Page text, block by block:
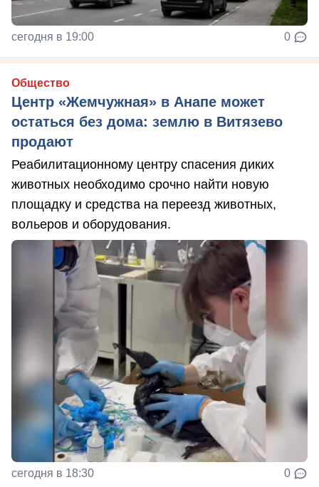
сегодня в 19:00 0
Общество
Центр «Жемчужная» в Анапе может
остаться без дома: землю в Витязево
продают
Реабилитационному центру спасения диких
животных необходимо срочно найти новую
площадку и средства на переезд животных,
вольеров и оборудования.
сегодня в 18:30 0